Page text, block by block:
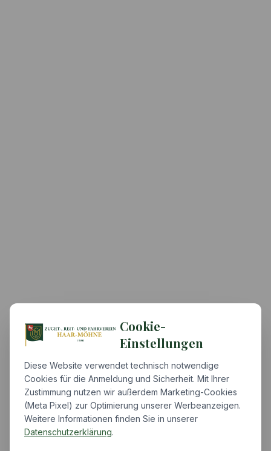
Cookie-
Einstellungen
Diese Website verwendet technisch notwendige
Cookies für die Anmeldung und Sicherheit. Mit Ihrer
Zustimmung nutzen wir außerdem Marketing-Cookies
(Meta Pixel) zur Optimierung unserer Werbeanzeigen.
Weitere Informationen finden Sie in unserer
Datenschutzerklärung.